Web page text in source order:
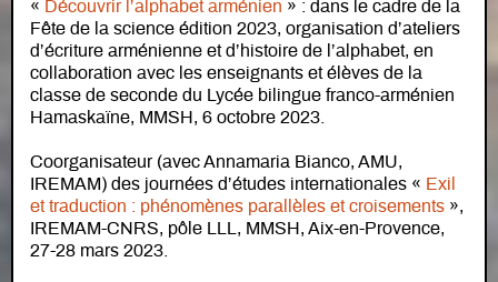
« Découvrir l’alphabet arménien » : dans le cadre de la
Fête de la science édition 2023, organisation d’ateliers
d’écriture arménienne et d’histoire de l’alphabet, en
collaboration avec les enseignants et élèves de la
classe de seconde du Lycée bilingue franco-arménien
Hamaskaïne, MMSH, 6 octobre 2023.
Coorganisateur (avec Annamaria Bianco, AMU,
IREMAM) des journées d’études internationales « Exil
et traduction : phénomènes parallèles et croisements »,
IREMAM-CNRS, pôle LLL, MMSH, Aix-en-Provence,
27-28 mars 2023.